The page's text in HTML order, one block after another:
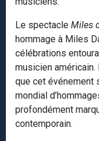
Le spectacle Miles
hommage à Miles
célébrations
musicien
que cet événement
mondial
profondément
contemporain.